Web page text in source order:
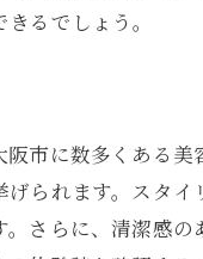
ストの過去作品を参
術力を見分ける方法
スト自身のスタイル
合うヘアスタイルの
るでしょう。
市に数多くある
られます。スタ
さらに、清潔感